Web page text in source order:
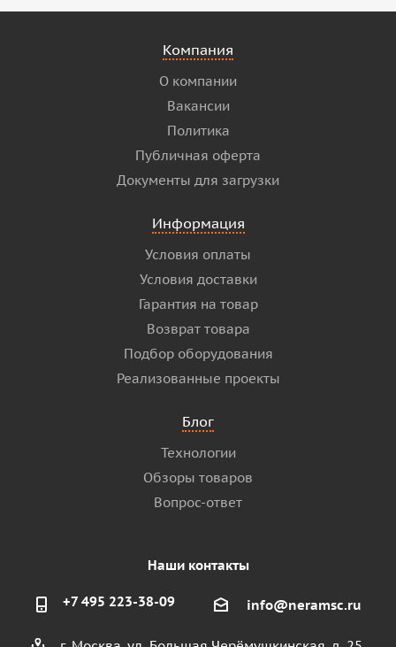
Компания
О компании
Вакансии
Политика
Публичная оферта
Документы для загрузки
Информация
Условия оплаты
Условия доставки
Гарантия на товар
Возврат товара
Подбор оборудования
Реализованные проекты
Блог
Технологии
Обзоры товаров
Вопрос-ответ
Наши контакты
+7 495 223-38-09 info@neramsc.ru